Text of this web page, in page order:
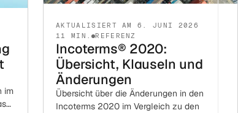
im
AKTUALISIERT AM 6. JUNI 2026
11 MIN. REFERENZ
Incoterms® 2020:
Übersicht, Klauseln und
Änderungen
Übersicht über die Änderungen in den
Incoterms 2020 im Vergleich zu den